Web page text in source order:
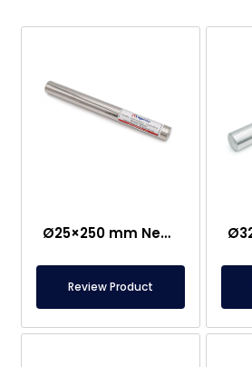
Ø25×250 mm Neodim Çubuq Maqnit – Bir Tərəfi M8 Dişi Bağlantı
Review Product